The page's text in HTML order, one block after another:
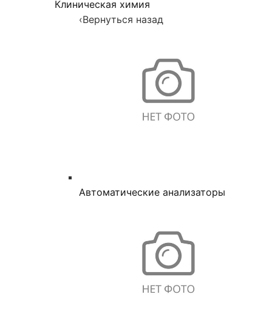
Клиническая химия
‹Вернуться назад
Автоматические анализаторы